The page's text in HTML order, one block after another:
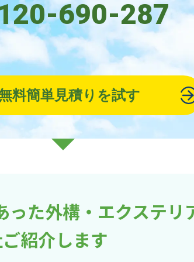
690-287
料簡単見積りを試す
った外構・エクステリ
紹介します